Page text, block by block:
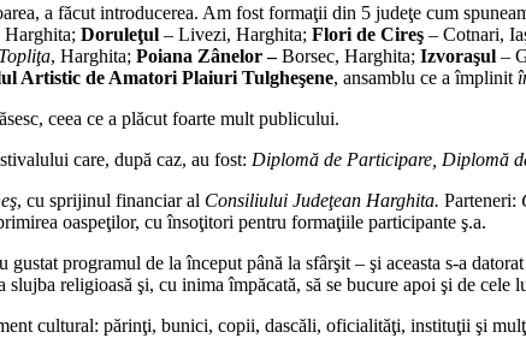
a făcut introducerea. Am fost formaţii din 5 judeţe cum
Harghita; Doruleţul – Livezi, Harghita; Flori de Cireş – Cotnari,
, Harghita; Poiana Zânelor –Borsec, Harghita; Izvoraşul –
Artistic de Amatori Plaiuri Tulgheşene, ansamblu ce a împlinit
ceea ce a plăcut foarte mult publicului.
care, după caz, au fost: Diplomă de Participare, Diplomă
, cu sprijinul financiar al Consiliului Judeţean Harghita. Parteneri:
oaspeţilor, cu însoţitori pentru formaţiile participante ş.a.
gustat programul de la început până la sfârşit – şi aceasta s-a
religioasă şi, cu inima împăcată, să se bucure apoi şi de cele
cultural: părinţi, bunici, copii, dascăli, oficialităţi, instituţii şi